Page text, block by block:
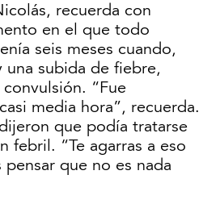
recuerda con
en el que todo
seis meses cuando,
una subida de fiebre,
“Fue
media hora”, recuerda.
que podía tratarse
febril. “Te agarras a eso
que no es nada